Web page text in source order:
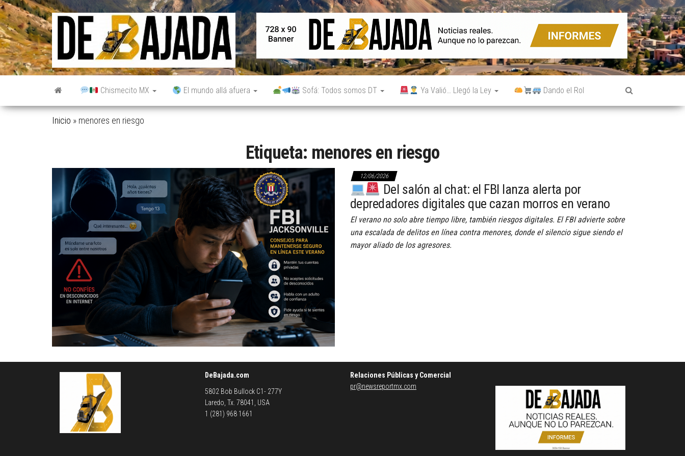
Saltar
al
contenido
De
Bajada
Noticias
reales.
Aunque
no lo
parezcan.
Chismecito MX El mundo allá afuera Sofá: Todos somos DT Ya Valió… Llegó la Ley Dando el Rol
Inicio » menores en riesgo
Etiqueta: menores en riesgo
12/06/2026
Del salón al chat: el FBI lanza alerta por
depredadores digitales que cazan morros en verano
El verano no solo abre tiempo libre, también riesgos digitales. El FBI advierte sobre
una escalada de delitos en línea contra menores, donde el silencio sigue siendo el
mayor aliado de los agresores.
DeBajada.com
5802 Bob Bullock C1- 277Y
Laredo, Tx. 78041, USA
1 (281) 968 1661
Relaciones Públicas y Comercial
pr@newsreportmx.com